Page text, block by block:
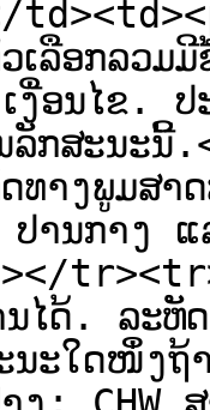
ເລືອກລວ
ນໄຂ. ປະ
ລັກສະນະ
ທາງພູມສາ
ປານກາງ
ນໄດ້. ລະຫັ
ນະໃດໜຶ່ງ